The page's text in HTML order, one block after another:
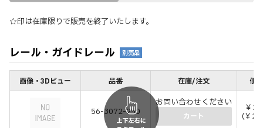
☆印は在庫限りで販売を終了いたします。
レール・ガイドレール 別売品
画像・3Dビュー 品番 在庫/注文 価
56-3072-250
お問い合わせください
カート
￥
(￥